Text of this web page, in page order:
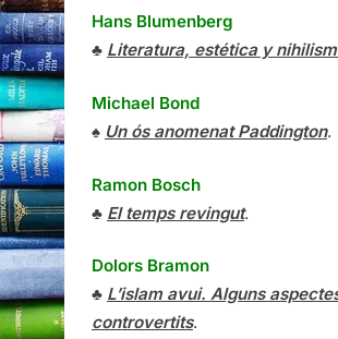
Hans Blumenberg
♣ Literatura, estética y
Michael Bond
♠ Un ós anomenat Paddington.
Ramon Bosch
♣ El temps revingut.
Dolors Bramon
♣ L’islam avui. Alguns
controvertits.